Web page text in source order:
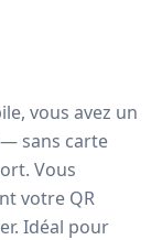
vous avez un
sans carte
Vous
votre QR
Idéal pour